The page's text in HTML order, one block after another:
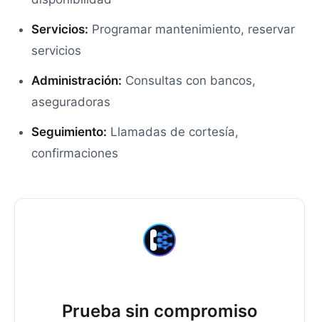
Servicios: Programar mantenimiento, reservar
servicios
Administración: Consultas con bancos,
aseguradoras
Seguimiento: Llamadas de cortesía,
confirmaciones
Prueba sin compromiso